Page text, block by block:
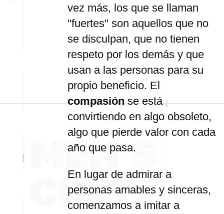
vez más, los que se llaman
"fuertes" son aquellos que no
se disculpan, que no tienen
respeto por los demás y que
usan a las personas para su
propio beneficio. El
compasión se está
convirtiendo en algo obsoleto,
algo que pierde valor con cada
año que pasa.
En lugar de admirar a
personas amables y sinceras,
comenzamos a imitar a